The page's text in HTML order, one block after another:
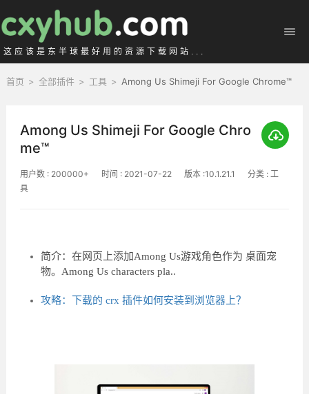
这应该是东半球最好用的资源下载网站...
首页 > 全部插件 > 工具 > Among Us Shimeji For Google Chrome™
Among Us Shimeji For Google Chro
me™
用户数 : 200000+ 时间 : 2021-07-22 版本 :10.1.21.1
分类 : 工
具
简介：在网页上添加Among Us游戏角色作为 桌面宠
物。Among Us characters pla..
攻略：下载的 crx 插件如何安装到浏览器上？